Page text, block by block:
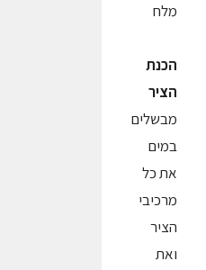
מלח
הכנת
הציר
מבשלים
במים
את כל
מרכיבי
הציר
ואת